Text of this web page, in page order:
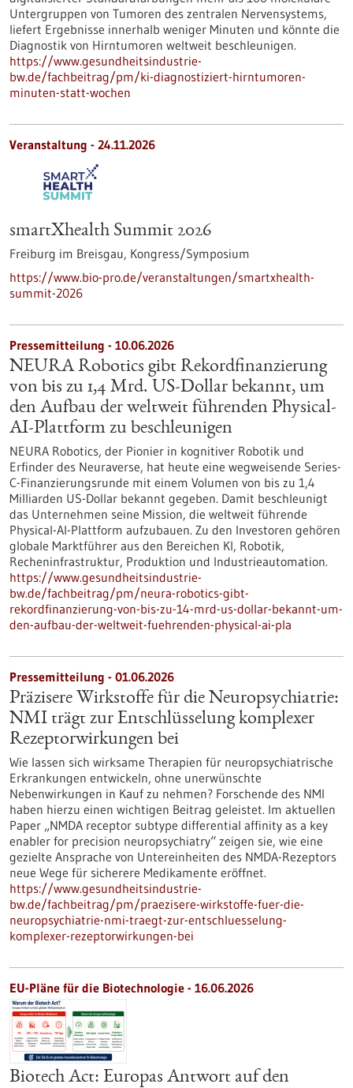
Untergruppen von Tumoren des zentralen Nervensystems,
liefert Ergebnisse innerhalb weniger Minuten und könnte die
Diagnostik von Hirntumoren weltweit beschleunigen.
https://www.gesundheitsindustrie-
bw.de/fachbeitrag/pm/ki-diagnostiziert-hirntumoren-
minuten-statt-wochen
Veranstaltung - 24.11.2026
smartXhealth Summit 2026
Freiburg im Breisgau, Kongress/Symposium
https://www.bio-pro.de/veranstaltungen/smartxhealth-
summit-2026
Pressemitteilung - 10.06.2026
NEURA Robotics gibt Rekordfinanzierung
von bis zu 1,4 Mrd. US-Dollar bekannt, um
den Aufbau der weltweit führenden Physical-
AI-Plattform zu beschleunigen
NEURA Robotics, der Pionier in kognitiver Robotik und
Erfinder des Neuraverse, hat heute eine wegweisende Series-
C-Finanzierungsrunde mit einem Volumen von bis zu 1,4
Milliarden US-Dollar bekannt gegeben. Damit beschleunigt
das Unternehmen seine Mission, die weltweit führende
Physical-AI-Plattform aufzubauen. Zu den Investoren gehören
globale Marktführer aus den Bereichen KI, Robotik,
Recheninfrastruktur, Produktion und Industrieautomation.
https://www.gesundheitsindustrie-
bw.de/fachbeitrag/pm/neura-robotics-gibt-
rekordfinanzierung-von-bis-zu-14-mrd-us-dollar-bekannt-um-
den-aufbau-der-weltweit-fuehrenden-physical-ai-pla
Pressemitteilung - 01.06.2026
Präzisere Wirkstoffe für die Neuropsychiatrie:
NMI trägt zur Entschlüsselung komplexer
Rezeptorwirkungen bei
Wie lassen sich wirksame Therapien für neuropsychiatrische
Erkrankungen entwickeln, ohne unerwünschte
Nebenwirkungen in Kauf zu nehmen? Forschende des NMI
haben hierzu einen wichtigen Beitrag geleistet. Im aktuellen
Paper „NMDA receptor subtype differential affinity as a key
enabler for precision neuropsychiatry“ zeigen sie, wie eine
gezielte Ansprache von Untereinheiten des NMDA-Rezeptors
neue Wege für sicherere Medikamente eröffnet.
https://www.gesundheitsindustrie-
bw.de/fachbeitrag/pm/praezisere-wirkstoffe-fuer-die-
neuropsychiatrie-nmi-traegt-zur-entschluesselung-
komplexer-rezeptorwirkungen-bei
EU-Pläne für die Biotechnologie - 16.06.2026
Biotech Act: Europas Antwort auf den